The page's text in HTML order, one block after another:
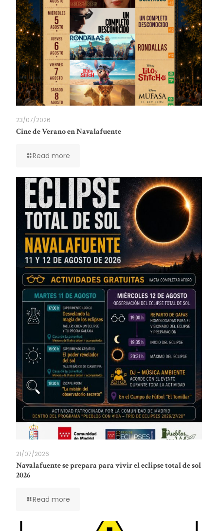
23/07/2026
Cine de Verano en Navalafuente
Read more
21/07/2026
Navalafuente se prepara para vivir el eclipse total de sol
2026
Read more